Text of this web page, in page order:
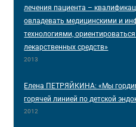
лечения пациента –
овладевать медицинскими и
технологиями,
лекарственных средств»
2013
Елена ПЕТРЯЙКИНА: «Мы
горячей линией по детской
2012